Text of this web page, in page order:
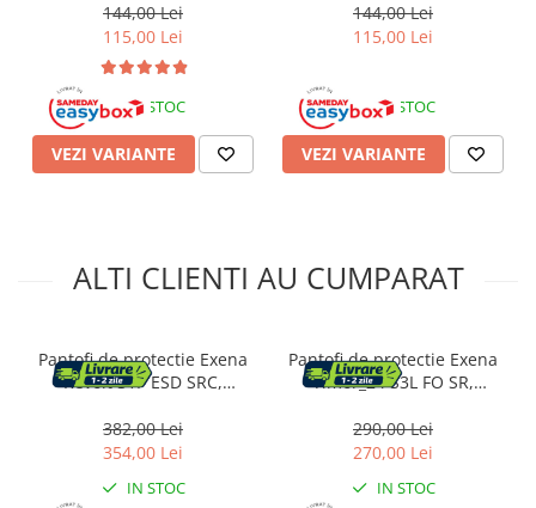
144,00 Lei
115,00 Lei
IN STOC
VEZI VARIANTE
144,00 Lei
115,00 Lei
IN STOC
VEZI VARIANTE
ALTI CLIENTI AU CUMPARAT
Pantofi de protectie Exena
Revolt S1P ESD SRC,
Lamela antiperforatie,
Antiderapant, Marime 40
382,00 Lei
354,00 Lei
IN STOC
Pantofi de protectie Exena
Timor_24 S3L FO SR,
Lamela antiperforatie,
Antiderapant, Marime 37
290,00 Lei
270,00 Lei
IN STOC